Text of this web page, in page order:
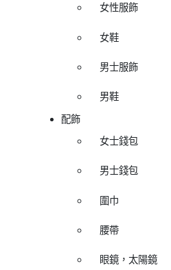
女性服飾
女鞋
男士服飾
男鞋
配飾
女士錢包
男士錢包
圍巾
腰帶
眼鏡，太陽鏡